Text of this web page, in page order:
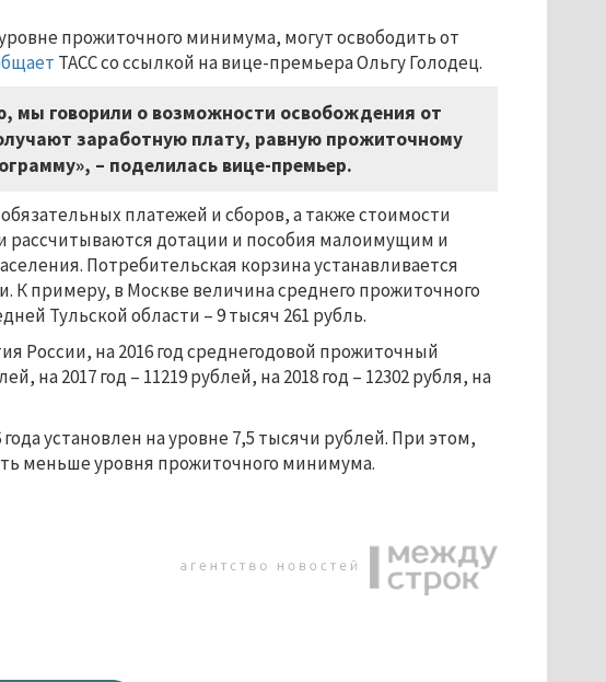
прожиточного минимума, могут освободить от
ТАСС со ссылкой на вице-премьера Ольгу Голодец.
мы говорили о возможности освобождения от
заработную плату, равную прожиточному
– поделилась вице-премьер.
платежей и сборов, а также стоимости
рассчитываются дотации и пособия малоимущим и
Потребительская корзина устанавливается
примеру, в Москве величина среднего прожиточного
Тульской области – 9 тысяч 261 рубль.
России, на 2016 год среднегодовой прожиточный
на 2017 год – 11219 рублей, на 2018 год – 12302 рубля, на
установлен на уровне 7,5 тысячи рублей. При этом,
меньше уровня прожиточного минимума.